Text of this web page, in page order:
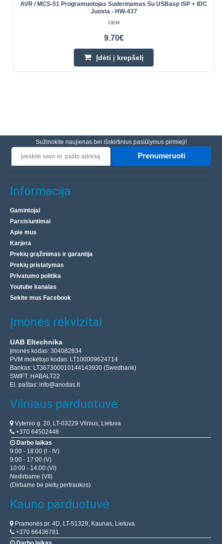
AVR / MCS-51 Programuotojas Suderinamas Su USBasp ISP + IDC
Juosta - HW-437
OEM
9.70€
Įdėti į krepšelį
Sužinokite naujienas bei išskirtinius pasiūlymus pirmieji!
Prenumeruoti
Informacija
Gamintojai
Parsisiuntimai
Apie mus
Karjera
Prekių grąžinimas ir garantija
Prekių pristatymas
Privatumo politika
Youtube kanalas
Sekite mus Facebook
Įmonės rekvizitai
UAB Eltechnika
Įmonės kodas: 304082834
PVM mokėtojo kodas: LT100009624714
Bankas: LT367300010144143930 (Swedbank)
SWIFT: HABALT22
El. paštas: info@anodas.lt
Vilniaus parduotuvė
Vytenio g. 20, LT-03229 Vilnius, Lietuva
+370 64502448
Darbo laikas
9:00 - 18:00 (I - IV)
9:00 - 17:00 (V)
10:00 - 14:00 (VI)
Nedirbame (VII)
(Dirbame be pietų pertraukos)
Kauno parduotuvė
Pramonės pr. 4D, LT-51329, Kaunas, Lietuva
+370 66436781